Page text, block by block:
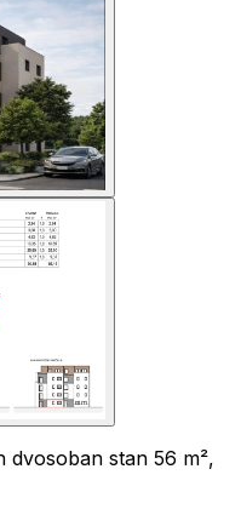
dvosoban stan 56 m²,